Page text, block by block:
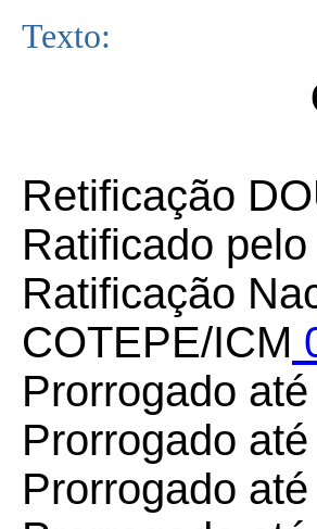
Texto:
Retificação
Ratificado
Ratificação
COTEPE/ICM
Prorrogado
Prorrogado
Prorrogado